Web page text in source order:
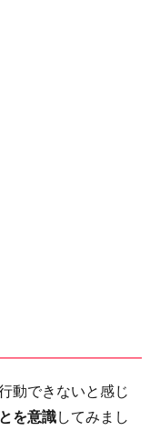
動できないと感じ
を意識してみまし